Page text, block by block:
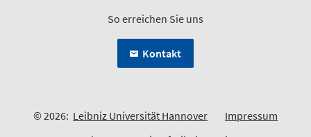
So erreichen Sie uns
Kontakt
© 2026: Leibniz Universität Hannover
Impressum